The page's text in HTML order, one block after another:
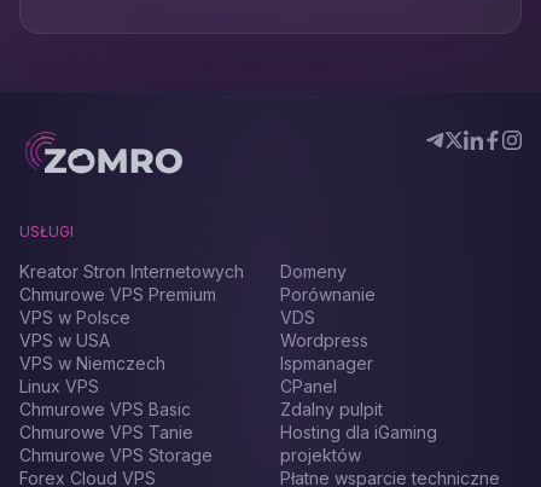
USŁUGI
Kreator Stron Internetowych
Chmurowe VPS Premium
VPS w Polsce
VPS w USA
VPS w Niemczech
Linux VPS
Chmurowe VPS Basic
Chmurowe VPS Tanie
Chmurowe VPS Storage
Forex Cloud VPS
Domeny
Porównanie
VDS
Wordpress
Ispmanager
CPanel
Zdalny pulpit
Hosting dla iGaming
projektów
Płatne wsparcie techniczne